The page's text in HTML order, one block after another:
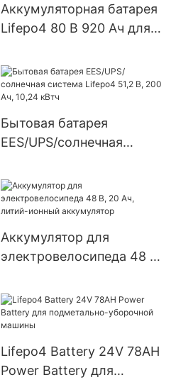
Аккумуляторная батарея
Lifepo4 80 В 920 Ач для
Linde LINDE E40H/600
Бытовая батарея
EES/UPS/солнечная
200 Ач, 10,24 кВтч
Аккумулятор для
электровелосипеда 48 В,
аккумулятор
Lifepo4 Battery 24V 78AH
Power Battery для